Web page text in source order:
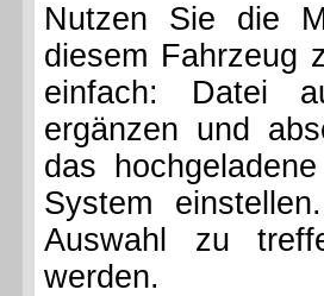
Nutzen Sie die
diesem Fahrzeug
einfach: Datei
ergänzen und
das
System
Auswahl zu
werden.